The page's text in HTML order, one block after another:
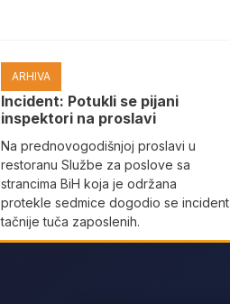
ARHIVA
Incident: Potukli se pijani
inspektori na proslavi
Na prednovogodišnjoj proslavi u
restoranu Službe za poslove sa
strancima BiH koja je održana
protekle sedmice dogodio se incident
tačnije tuča zaposlenih.